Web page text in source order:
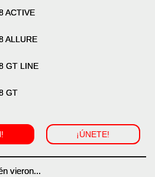
ACTIVE
ALLURE
GT LINE
GT
¡ÚNETE!
vieron...